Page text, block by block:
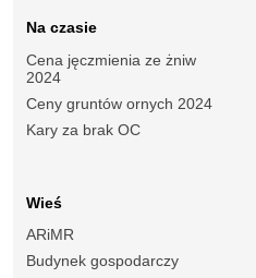
Na czasie
Cena jęczmienia ze żniw
2024
Ceny gruntów ornych 2024
Kary za brak OC
Wieś
ARiMR
Budynek gospodarczy